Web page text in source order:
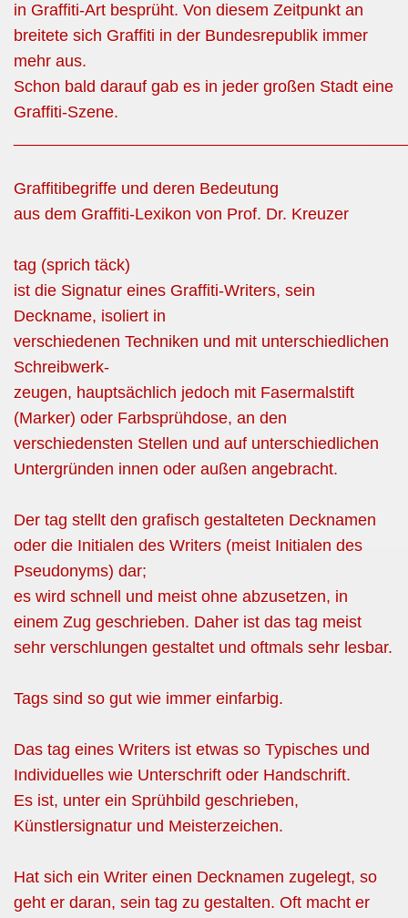
in Graffiti-Art besprüht. Von diesem Zeitpunkt an
breitete sich Graffiti in der Bundesrepublik immer
mehr aus.
Schon bald darauf gab es in jeder großen Stadt eine
Graffiti-Szene.
Graffitibegriffe und deren Bedeutung
aus dem Graffiti-Lexikon von Prof. Dr. Kreuzer
tag (sprich täck)
ist die Signatur eines Graffiti-Writers, sein
Deckname, isoliert in
verschiedenen Techniken und mit unterschiedlichen
Schreibwerk-
zeugen, hauptsächlich jedoch mit Fasermalstift
(Marker) oder Farbsprühdose, an den
verschiedensten Stellen und auf unterschiedlichen
Untergründen innen oder außen angebracht.
Der tag stellt den grafisch gestalteten Decknamen
oder die Initialen des Writers (meist Initialen des
Pseudonyms) dar;
es wird schnell und meist ohne abzusetzen, in
einem Zug geschrieben. Daher ist das tag meist
sehr verschlungen gestaltet und oftmals sehr lesbar.
Tags sind so gut wie immer einfarbig.
Das tag eines Writers ist etwas so Typisches und
Individuelles wie Unterschrift oder Handschrift.
Es ist, unter ein Sprühbild geschrieben,
Künstlersignatur und Meisterzeichen.
Hat sich ein Writer einen Decknamen zugelegt, so
geht er daran, sein tag zu gestalten. Oft macht er